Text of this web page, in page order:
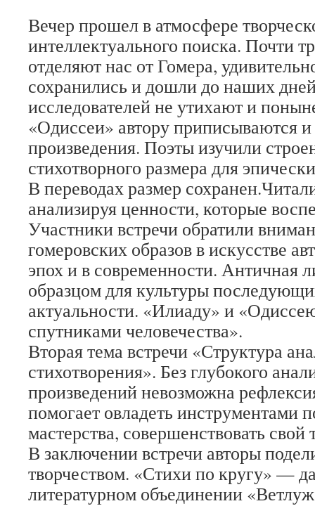
Вечер прошел в атмосфере
интеллектуального поиска. Почти
отделяют нас от Гомера,
сохранились и дошли до наших
исследователей не утихают и
«Одиссеи» автору приписываются и
произведения. Поэты изучили
стихотворного размера для
В переводах размер
анализируя ценности, которые
Участники встречи обратили
гомеровских образов в искусстве
эпох и в современности. Античная
образцом для культуры
актуальности. «Илиаду» и
спутниками человечества».
Вторая тема встречи «Структура
стихотворения». Без глубокого
произведений невозможна
помогает овладеть инструментами
мастерства, совершенствовать свой
В заключении встречи авторы
творчеством. «Стихи по кругу» —
литературном объединении